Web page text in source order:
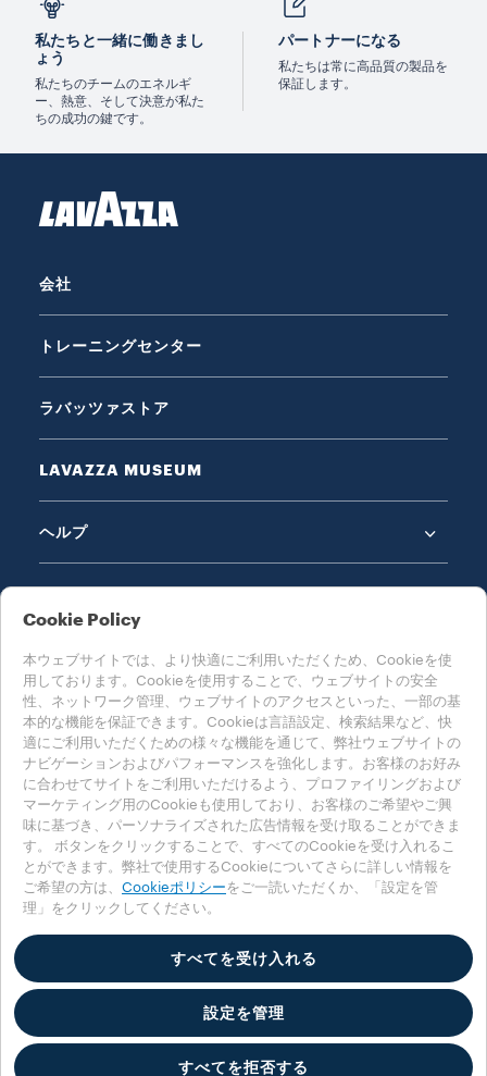
私たちと一緒に働きまし
ょう
私たちのチームのエネルギ
ー、熱意、そして決意が私た
ちの成功の鍵です。
パートナーになる
私たちは常に高品質の製品を
保証します。
会社
トレーニングセンター
ラバッツァストア
LAVAZZA MUSEUM
ヘルプ
国を選んでください
日本
プライバシーポリシー Cookieポリシー
Cookieの設定
Accessibility Statement
Cookie Policy
本ウェブサイトでは、より快適にご利用いただくため、Cookieを使
用しております。Cookieを使用することで、ウェブサイトの安全
性、ネットワーク管理、ウェブサイトのアクセスといった、一部の基
本的な機能を保証できます。Cookieは言語設定、検索結果など、快
適にご利用いただくための様々な機能を通じて、弊社ウェブサイトの
ナビゲーションおよびパフォーマンスを強化します。お客様のお好み
に合わせてサイトをご利用いただけるよう、プロファイリングおよび
マーケティング用のCookieも使用しており、お客様のご希望やご興
味に基づき、パーソナライズされた広告情報を受け取ることができま
す。 ボタンをクリックすることで、すべてのCookieを受け入れるこ
とができます。弊社で使用するCookieについてさらに詳しい情報を
ご希望の方は、 Cookieポリシーをご一読いただくか、「設定を管
理」をクリックしてください。
すべてを受け入れる
設定を管理
すべてを拒否する